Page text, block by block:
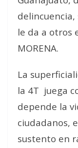
le da a otros
MORENA.
La
la 4T juega
depende la
ciudadanos,
sustento en